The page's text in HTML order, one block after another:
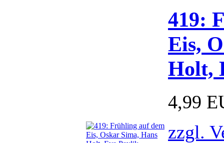
419:
Eis,
Holt,
4,99
zzgl.